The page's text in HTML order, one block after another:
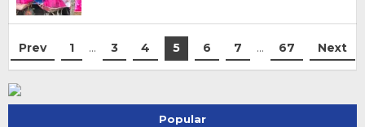
Prev 1 … 3 4 5 6 7 … 67 Next
Popular